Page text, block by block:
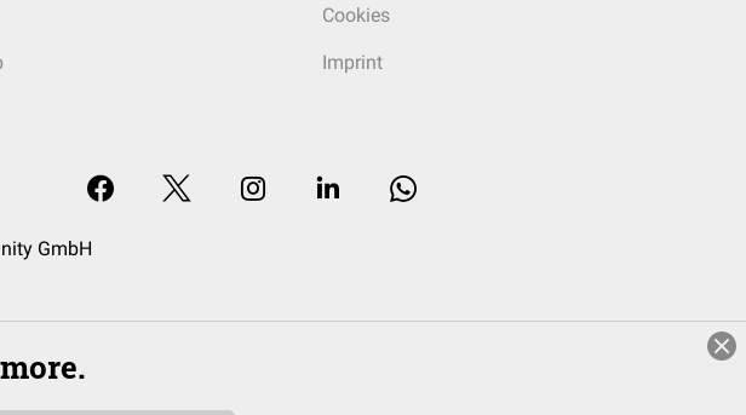
Cookies
Imprint
GmbH